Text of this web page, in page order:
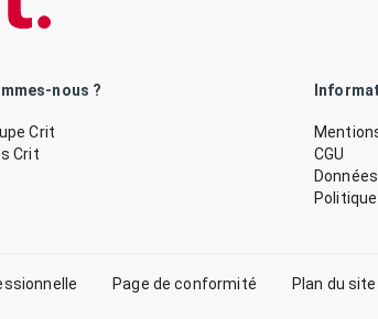
nous ?
Crit
Crit
CGU
Page de conformité Plan du site